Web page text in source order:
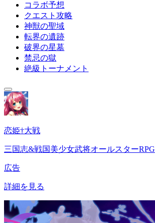
コラボ予想
クエスト攻略
神獣の聖域
転界の遺跡
破界の星墓
禁忌の獄
絶級トーナメント
恋姫†大戦
三国志&戦国美少女武将オールスターRPG
広告
詳細を見る